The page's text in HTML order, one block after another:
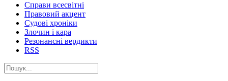
Справи всесвітні
Правовий акцент
Судові хроніки
Злочин і кара
Резонансні вердикти
RSS